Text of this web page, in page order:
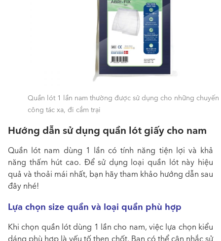
Quần lót 1 lần nam thường được sử dụng cho những chuyến
công tác xa, đi cắm trại
Hướng dẫn sử dụng quần lót giấy cho nam
Quần lót nam dùng 1 lần có tính năng tiện lợi và khả
năng thấm hút cao. Để sử dụng loại quần lót này hiệu
quả và thoải mái nhất, bạn hãy tham khảo hướng dẫn sau
đây nhé!
Lựa chọn size quần và loại quần phù hợp
Khi chọn quần lót dùng 1 lần cho nam, việc lựa chọn kiểu